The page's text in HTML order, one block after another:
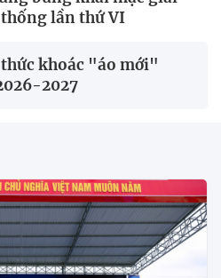
lần thứ VI
khoác "áo mới"
2027